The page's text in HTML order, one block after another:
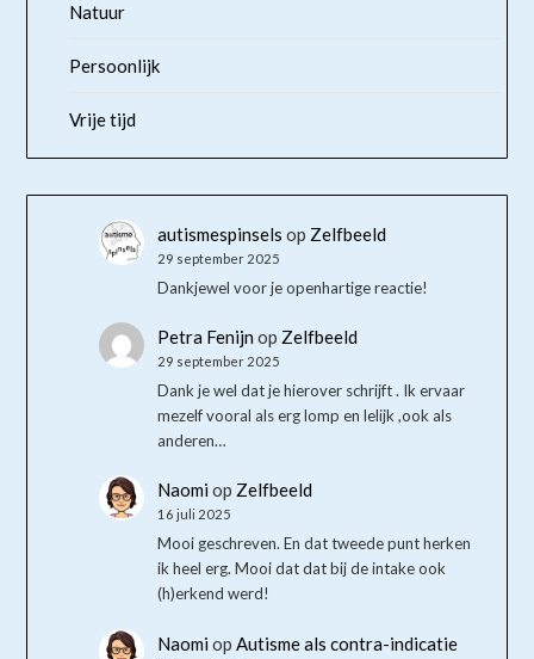
Natuur
Persoonlijk
Vrije tijd
autismespinsels op Zelfbeeld
29 september 2025
Dankjewel voor je openhartige reactie!
Petra Fenijnop Zelfbeeld
29 september 2025
Dank je wel dat je hierover schrijft . Ik ervaar
mezelf vooral als erg lomp en lelijk ,ook als
anderen…
Naomiop Zelfbeeld
16 juli 2025
Mooi geschreven. En dat tweede punt herken
ik heel erg. Mooi dat dat bij de intake ook
(h)erkend werd!
Naomiop Autisme als contra-indicatie